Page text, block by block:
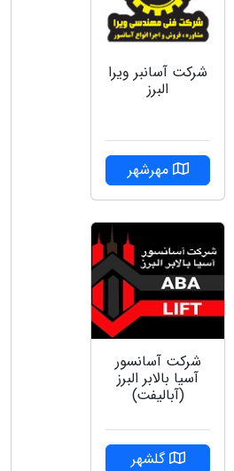
شركت آسانبر ويرا
البرز
مهرشهر
شرکت آسانسور
آسیا بالابر البرز
(آبالیفت)
گلشهر